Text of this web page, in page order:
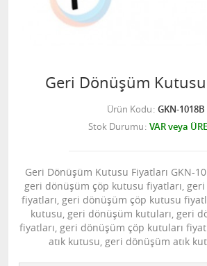
Geri Dönüşüm Kutusu
Ürün Kodu GKN-1018B
Stok Durumu VAR veya
Geri Dönüşüm Kutusu Fiyatları GKN-
geri dönüşüm çöp kutusu fiyatları,
fiyatları, geri dönüşüm çöp kutusu
kutusu, geri dönüşüm kutuları, geri
fiyatları, geri dönüşüm çöp kutuları
atık kutusu, geri dönüşüm atık